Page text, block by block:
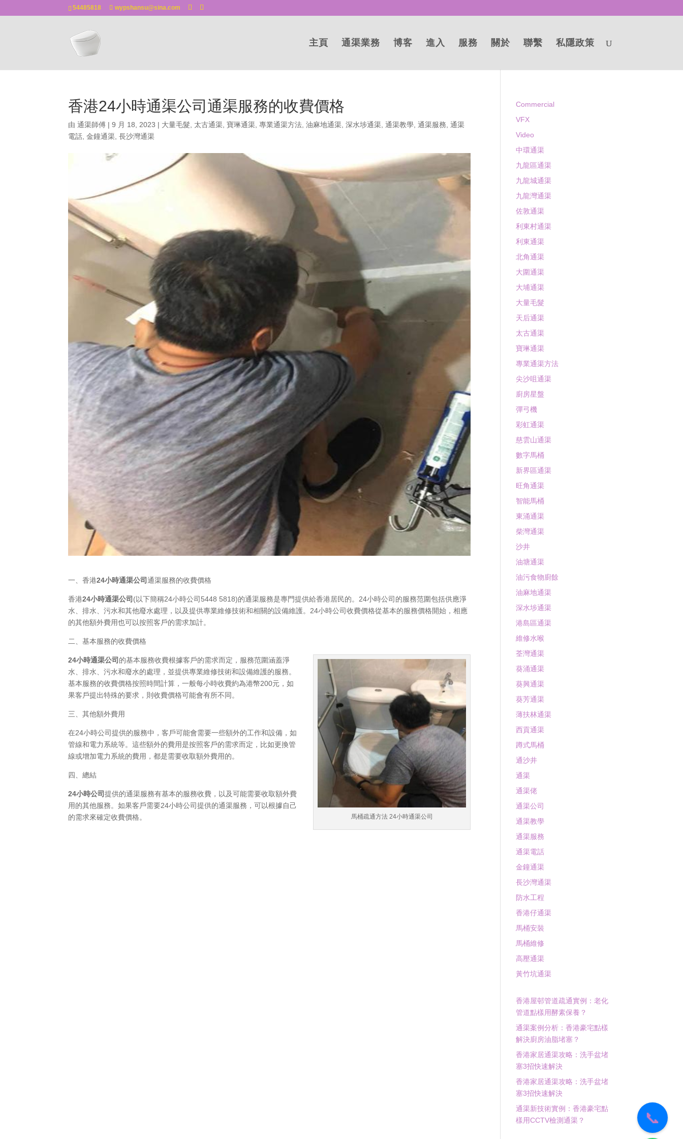
54485818 wypshansu@sina.com
主頁 通渠業務 博客 進入 服務 關於 聯繫 私隱政策
香港24小時通渠公司通渠服務的收費價格
由通渠師傅 |9 月 18, 2023 | 大量毛髮 太古通渠 ,寶琳通渠 ,專業通渠方法 ,油麻地通渠 ,深水埗通渠 ,通渠教學 ,通渠服務 ,通渠
電話 ,金鐘通渠 ,長沙灣通渠
一、香港24小時通渠公司通渠服務的收費價格
香港24小時通渠公司 (以下簡稱24小時公司5448 5818)的通渠服務是專門提供給香港居民的。24小時公司的服務范圍包括供應淨
水、排水、污水和其他廢水處理，以及提供專業維修技術和相關的設備維護。24小時公司收費價格從基本的服務價格開始，相應
的其他額外費用也可以按照客戶的需求加計。
二、基本服務的收費價格
馬桶疏通方法 24小時通渠公司
24小時通渠公司 的基本服務收費根據客戶的需求而定，服務范圍涵蓋淨
水、排水、污水和廢水的處理，並提供專業維修技術和設備維護的服務。
基本服務的收費價格按照時間計算，一般每小時收費約為港幣200元，如
果客戶提出特殊的要求，則收費價格可能會有所不同。
三、其他額外費用
在24小時公司提供的服務中，客戶可能會需要一些額外的工作和設備，如
管線和電力系統等。這些額外的費用是按照客戶的需求而定，比如更換管
線或增加電力系統的費用，都是需要收取額外費用的。
四、總結
24小時公司提供的通渠服務有基本的服務收費，以及可能需要收取額外費
用的其他服務。如果客戶需要24小時公司提供的通渠服務，可以根據自己
的需求來確定收費價格。
Commercial
VFX
Video
中環通渠
九龍區通渠
九龍城通渠
九龍灣通渠
佐敦通渠
利東村通渠
利東通渠
北角通渠
大圍通渠
大埔通渠
大量毛髮
天后通渠
太古通渠
寶琳通渠
專業通渠方法
尖沙咀通渠
廚房星盤
彈弓機
彩虹通渠
慈雲山通渠
數字馬桶
新界區通渠
旺角通渠
智能馬桶
東涌通渠
柴灣通渠
沙井
油塘通渠
油污食物廚餘
油麻地通渠
深水埗通渠
港島區通渠
維修水喉
荃灣通渠
葵涌通渠
葵興通渠
葵芳通渠
薄扶林通渠
西貢通渠
蹲式馬桶
通沙井
通渠
通渠佬
通渠公司
通渠教學
通渠服務
通渠電話
金鐘通渠
長沙灣通渠
防水工程
香港仔通渠
馬桶安裝
馬桶維修
高壓通渠
黃竹坑通渠
香港屋邨管道疏通實例：老化
管道點樣用酵素保養？
通渠案例分析：香港豪宅點樣
解決廚房油脂堵塞？
香港家居通渠攻略：洗手盆堵
塞3招快速解決
香港家居通渠攻略：洗手盆堵
塞3招快速解決
通渠新技術實例：香港豪宅點
樣用CCTV檢測通渠？
📞